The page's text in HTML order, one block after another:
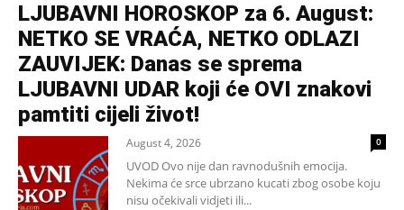
LJUBAVNI HOROSKOP za 6. August:
NETKO SE VRAĆA, NETKO ODLAZI
ZAUVIJEK: Danas se sprema
LJUBAVNI UDAR koji će OVI znakovi
pamtiti cijeli život!
August 4, 2026 0
UVOD Ovo nije dan ravnodušnih emocija.
Nekima će srce ubrzano kucati zbog osobe koju
nisu očekivali vidjeti ili...